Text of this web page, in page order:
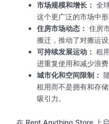
市场规模和增长： 全
这个更广泛的市场中
住房市场动态： 住房
搬迁，推动了对搬运设
可持续发展运动： 租
进重复使用和减少浪费
城市化和空间限制：
租用而不是拥有和存
吸引力。